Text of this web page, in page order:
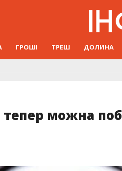
ГРОШІ ТРЕШ ДОЛИНА
тепер можна